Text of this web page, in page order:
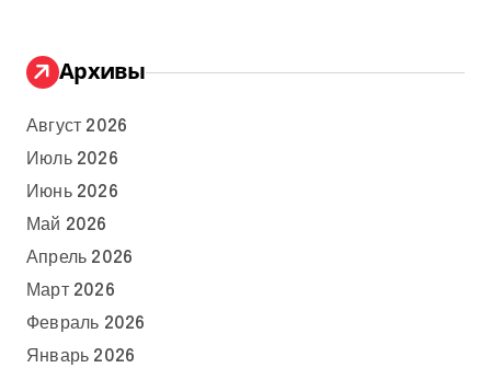
Архивы
Август 2026
Июль 2026
Июнь 2026
Май 2026
Апрель 2026
Март 2026
Февраль 2026
Январь 2026